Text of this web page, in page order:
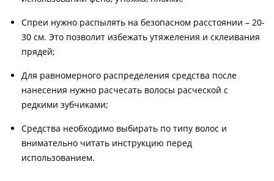
Спреи нужно распылять на безопасном расстоянии – 20-
30 см. Это позволит избежать утяжеления и склеивания
прядей;
Для равномерного распределения средства после
нанесения нужно расчесать волосы расческой с
редкими зубчиками;
Средства необходимо выбирать по типу волос и
внимательно читать инструкцию перед
использованием.